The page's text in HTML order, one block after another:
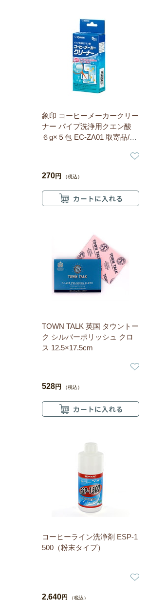
象印 コーヒーメーカークリー
ナー パイプ洗浄用クエン酸
６g×５包 EC-ZA01 取寄品/着
270円 （税込）
TOWN TALK 英国 タウントー
ク シルバーポリッシュ クロ
ス 12.5×17.5cm
528円 （税込）
コーヒーライン洗浄剤 ESP-1
500（粉末タイプ）
2,640円 （税込）